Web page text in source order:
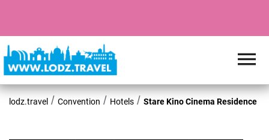
lodz.travel Convention Hotels Stare Kino Cinema Residence